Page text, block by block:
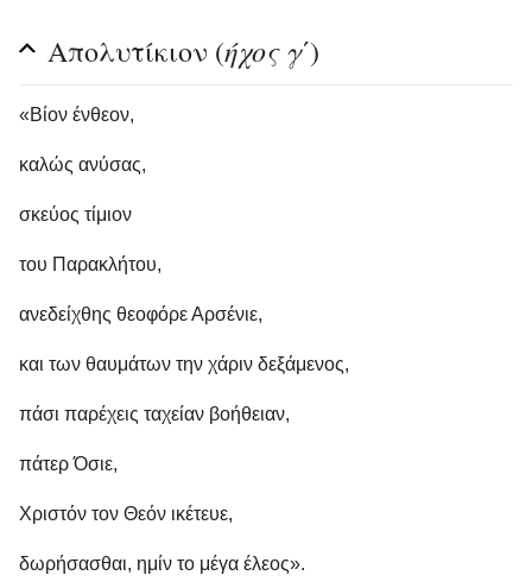
Απολυτίκιον (ήχος γ΄)
«Βίον ένθεον,
καλώς ανύσας,
σκεύος τίμιον
του Παρακλήτου,
ανεδείχθης θεοφόρε Αρσένιε,
και των θαυμάτων την χάριν δεξάμενος,
πάσι παρέχεις ταχείαν βοήθειαν,
πάτερ Όσιε,
Χριστόν τον Θεόν ικέτευε,
δωρήσασθαι, ημίν το μέγα έλεος».